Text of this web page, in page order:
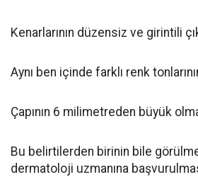
Kenarlarının düzensiz ve girintili
Aynı ben içinde farklı renk
Çapının 6 milimetreden büyük
Bu belirtilerden birinin bile
dermatoloji uzmanına